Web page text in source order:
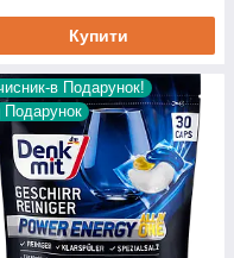
Купити
в Подарунок!
Подарунок